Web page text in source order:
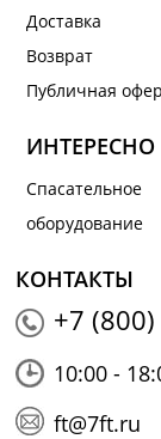
Доставка
Возврат
Публичная
Спасательное
оборудование
КОНТАКТЫ
+7
10:00 -
ft@7ft.ru